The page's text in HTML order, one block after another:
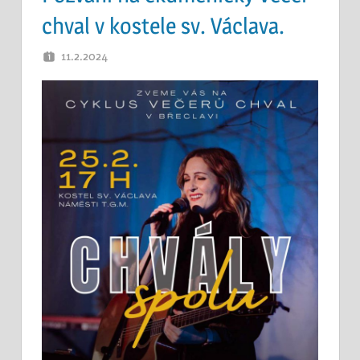
chval v kostele sv. Václava.
11.2.2024